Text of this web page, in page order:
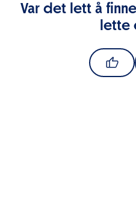
Var det lett å
lette